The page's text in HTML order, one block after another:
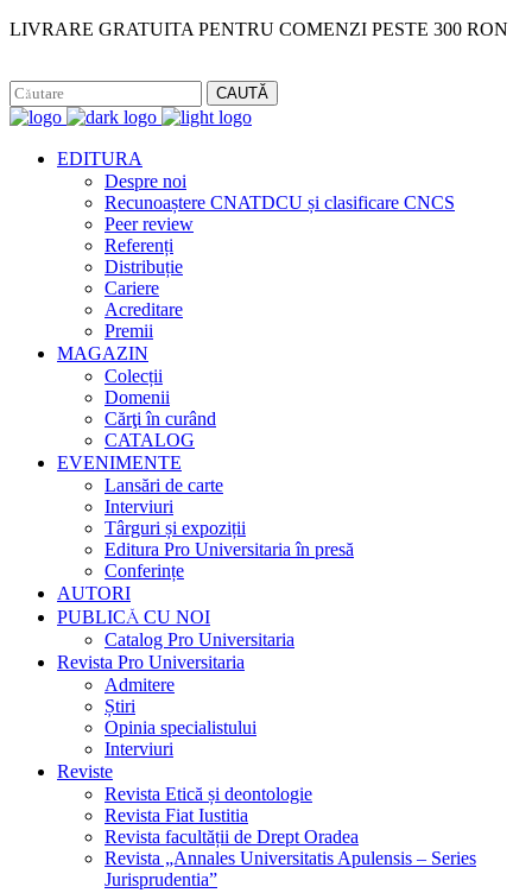
LIVRARE GRATUITA PENTRU COMENZI PESTE 300 RON
CAUTĂ
EDITURA
Despre noi
Recunoaștere CNATDCU și clasificare CNCS
Peer review
Referenți
Distribuție
Cariere
Acreditare
Premii
MAGAZIN
Colecții
Domenii
Cărţi în curând
CATALOG
EVENIMENTE
Lansări de carte
Interviuri
Târguri și expoziții
Editura Pro Universitaria în presă
Conferințe
AUTORI
PUBLICĂ CU NOI
Catalog Pro Universitaria
Revista Pro Universitaria
Admitere
Știri
Opinia specialistului
Interviuri
Reviste
Revista Etică și deontologie
Revista Fiat Iustitia
Revista facultății de Drept Oradea
Revista „Annales Universitatis Apulensis – Series
Jurisprudentia”